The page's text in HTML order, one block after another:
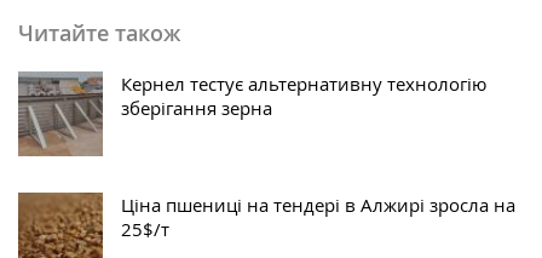
Читайте також
Кернел тестує альтернативну технологію
зберігання зерна
Ціна пшениці на тендері в Алжирі зросла на
25$/т